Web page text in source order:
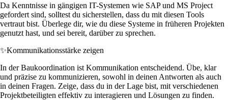
Da Kenntnisse in gängigen IT-Systemen wie SAP und MS Project
gefordert sind, solltest du sicherstellen, dass du mit diesen Tools
vertraut bist. Überlege dir, wie du diese Systeme in früheren Projekten
genutzt hast, und sei bereit, darüber zu sprechen.
✨Kommunikationsstärke zeigen
In der Baukoordination ist Kommunikation entscheidend. Übe, klar
und präzise zu kommunizieren, sowohl in deinen Antworten als auch
in deinen Fragen. Zeige, dass du in der Lage bist, mit verschiedenen
Projektbeteiligten effektiv zu interagieren und Lösungen zu finden.